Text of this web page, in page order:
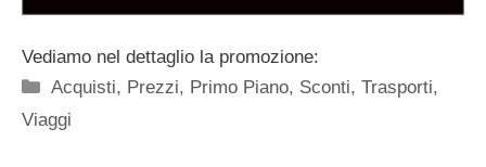
Vediamo nel dettaglio la promozione:
Categorie
Acquisti, Prezzi, Primo Piano, Sconti,Trasporti,
Viaggi